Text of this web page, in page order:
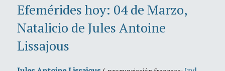
Efemérides hoy: 04 de Marzo,
Natalicio de Jules Antoine
Lissajous